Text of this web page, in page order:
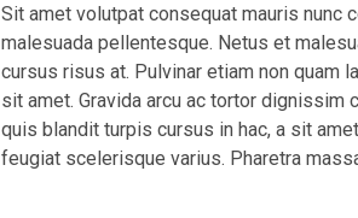
Sit amet volutpat consequat mauris nunc
malesuada pellentesque. Netus et
cursus risus at. Pulvinar etiam non quam
sit amet. Gravida arcu ac tortor dignissim
quis blandit turpis cursus in hac, a sit
feugiat scelerisque varius. Pharetra